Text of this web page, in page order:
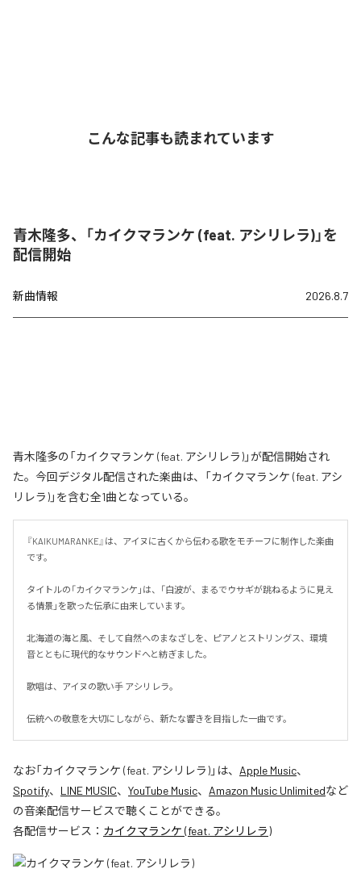
こんな記事も読まれています
青木隆多、「カイクマランケ (feat. アシリレラ)」を
配信開始
新曲情報 2026.8.7
青木隆多の「カイクマランケ (feat. アシリレラ)」が配信開始され
た。今回デジタル配信された楽曲は、「カイクマランケ (feat. アシ
リレラ)」を含む全1曲となっている。
『KAIKUMARANKE』は、アイヌに古くから伝わる歌をモチーフに制作した楽曲
です。
タイトルの「カイクマランケ」は、「白波が、まるでウサギが跳ねるように見え
る情景」を歌った伝承に由来しています。
北海道の海と風、そして自然へのまなざしを、ピアノとストリングス、環境
音とともに現代的なサウンドへと紡ぎました。
歌唱は、アイヌの歌い手 アシリレラ。
伝統への敬意を大切にしながら、新たな響きを目指した一曲です。
なお「カイクマランケ (feat. アシリレラ)」は、 Apple Music、
Spotify、 LINE MUSIC、 YouTube Music、 Amazon Music Unlimitedなど
の音楽配信サービスで聴くことができる。
各配信サービス： カイクマランケ (feat. アシリレラ)